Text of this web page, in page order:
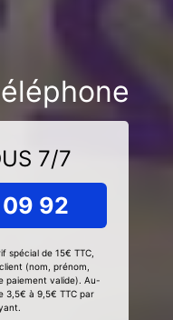
7/7
92
spécial de 15€ TTC,
(nom, prénom,
paiement valide). Au-
3,5€ à 9,5€ TTC par